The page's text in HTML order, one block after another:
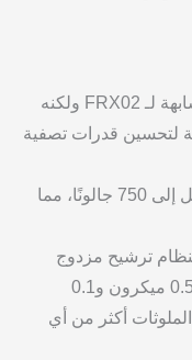
المواد: يستخدم FRX02B مواد مشابهة لـ FRX02 ولكنه
قدرات تصفية
سعة الترشيح: يمكنها تصفية ما يصل إلى 750 جالونًا، مما
ترشيح مزدوج
الطبقات حيث يمكنه التصفية عند 0.5 ميكرون و0.1
أكثر من أي